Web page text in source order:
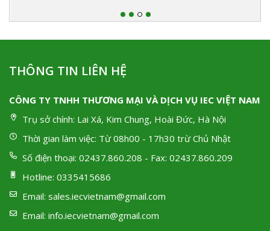
THÔNG TIN LIÊN HỆ
CÔNG TY TNHH THƯƠNG MẠI VÀ DỊCH VỤ IEC VIỆT NAM
Trụ sở chính: Lai Xá, Kim Chung, Hoài Đức, Hà Nội
Thời gian làm việc: Từ 08h00 - 17h30 trừ Chủ Nhật
Số điện thoại: 02437.860.208 - Fax: 02437.860.209
Hotline: 0335415686
Email: sales.iecvietnam@gmail.com
Email: info.iecvietnam@gmail.com